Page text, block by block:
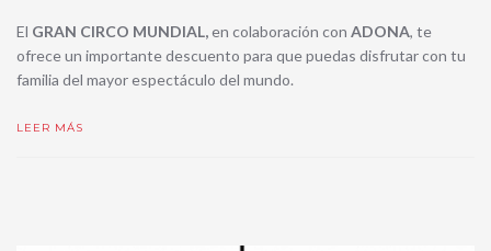
El GRAN CIRCO MUNDIAL,en colaboración con ADONA, te
ofrece un importante descuento para que puedas disfrutar con tu
familia del mayor espectáculo del mundo.
LEER MÁS